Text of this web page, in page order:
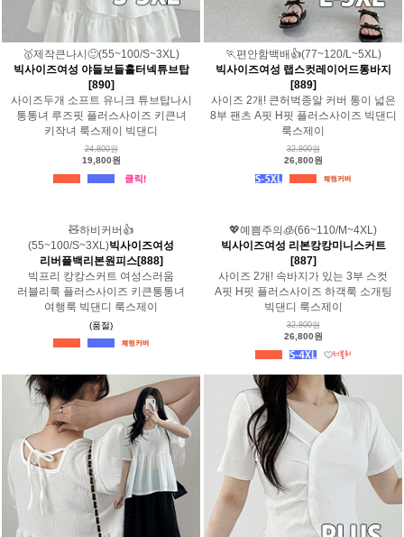
🥇제작큰나시🙂(55~100/S~3XL)
빅사이즈여성 야들보들홀터넥튜브탑
[890]
사이즈두개 소프트 유니크 튜브탑나시
통통녀 루즈핏 플러스사이즈 키큰녀
키작녀 룩스제이 빅댄디
24,800원
19,800원
🏃편안함백배👍(77~120/L~5XL)
빅사이즈여성 랩스컷레이어드통바지
[889]
사이즈 2개! 큰허벅종알 커버 통이 넓은
8부 팬츠 A핏 H핏 플러스사이즈 빅댄디
룩스제이
32,800원
26,800원
🧸하비커버👍
(55~100/S~3XL)빅사이즈여성
리버플백리본원피스[888]
빅프리 캉캉스커트 여성스러움
러블리룩 플러스사이즈 키큰통통녀
여행룩 빅댄디 룩스제이
(품절)
💖예쁨주의🧊(66~110/M~4XL)
빅사이즈여성 리본캉캉미니스커트
[887]
사이즈 2개! 속바지가 있는 3부 스컷
A핏 H핏 플러스사이즈 하객룩 소개팅
빅댄디 룩스제이
32,800원
26,800원